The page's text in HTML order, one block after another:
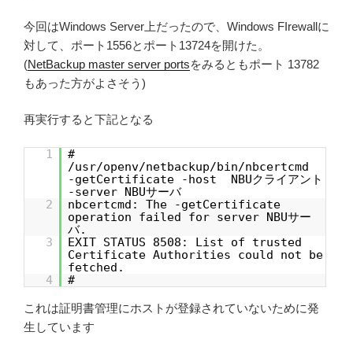
今回はWindows Server上だったので、Windows FIrewallに
対して、ポート1556とポート13724を開けた。
(NetBackup master server portsをみるともポート 13782
もあった方がよさそう)
再実行すると下記となる
1
#
/usr/openv/netbackup/bin/nbcertcmd
-getCertificate -host NBUクライアント
-server NBUサーバ
2
nbcertcmd: The -getCertificate
operation failed for server NBUサー
バ.
3
EXIT STATUS 8508: List of trusted
Certificate Authorities could not be
fetched.
4
#
これは証明書管理にホストが登録されていないために発
生しています